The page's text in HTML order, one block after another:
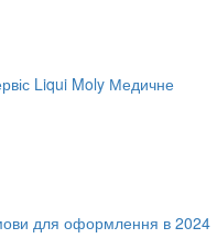
Liqui Moly Медичне
для оформлення в 2024